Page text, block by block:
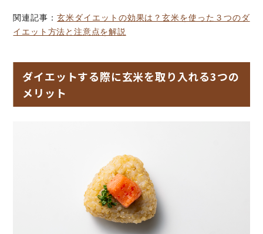
関連記事：玄米ダイエットの効果は？玄米を使った３つのダ
イエット方法と注意点を解説
ダイエットする際に玄米を取り入れる3つの
メリット